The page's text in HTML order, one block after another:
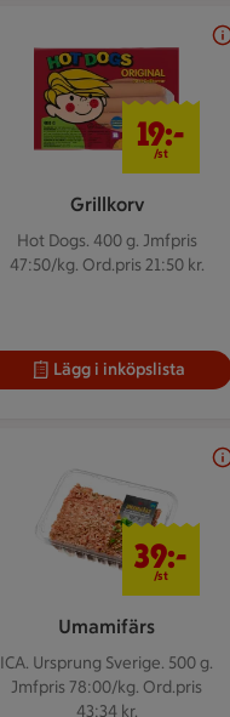
Grillkorv
Hot Dogs. 400 g. Jmfpris
47:50/kg. Ord.pris 21:50 kr.
19 kr/st
19:-
/st
Lägg i inköpslista
Umamifärs
ICA. Ursprung Sverige. 500 g.
Jmfpris 78:00/kg. Ord.pris
43:34 kr.
39 kr/st
39:-
/st